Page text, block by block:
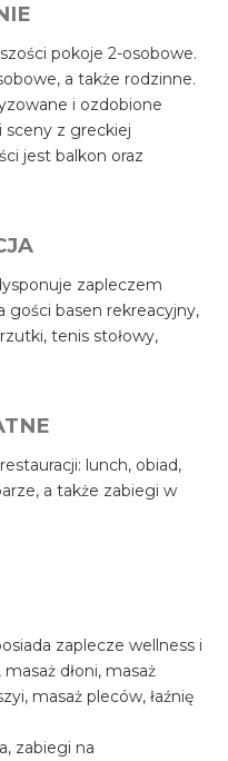
pokoje 2-osobowe.
a także rodzinne.
i ozdobione
sceny z greckiej
jest balkon oraz
zapleczem
gości basen rekreacyjny,
tenis stołowy,
lunch, obiad,
a także zabiegi w
zaplecze wellness i
masaż dłoni, masaż
masaż pleców, łaźnię
zabiegi na